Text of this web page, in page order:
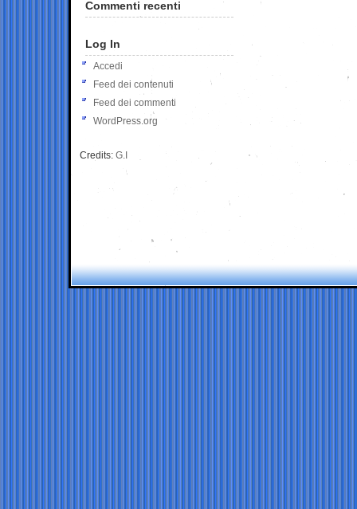
Commenti recenti
Log In
Accedi
Feed dei contenuti
Feed dei commenti
WordPress.org
Credits: G.I